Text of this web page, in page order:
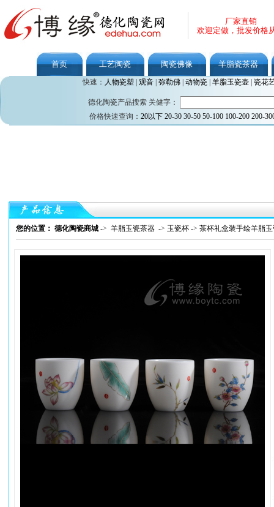
厂家直销
欢迎定做，批发价格
首页 工艺陶瓷 陶瓷佛像 羊脂瓷茶器
快速： 人物瓷塑 观音| 弥勒佛| 动物瓷| 羊脂玉瓷壶| 瓷花
德化陶瓷产品搜索 关健字：
价格快速查询： 20以下 20-30 30-50 50-100 100-200 200-
您的位置： 德化陶瓷商城 -> 羊脂玉瓷茶器 -> 玉瓷杯 -> 茶杯礼盒装手绘羊脂